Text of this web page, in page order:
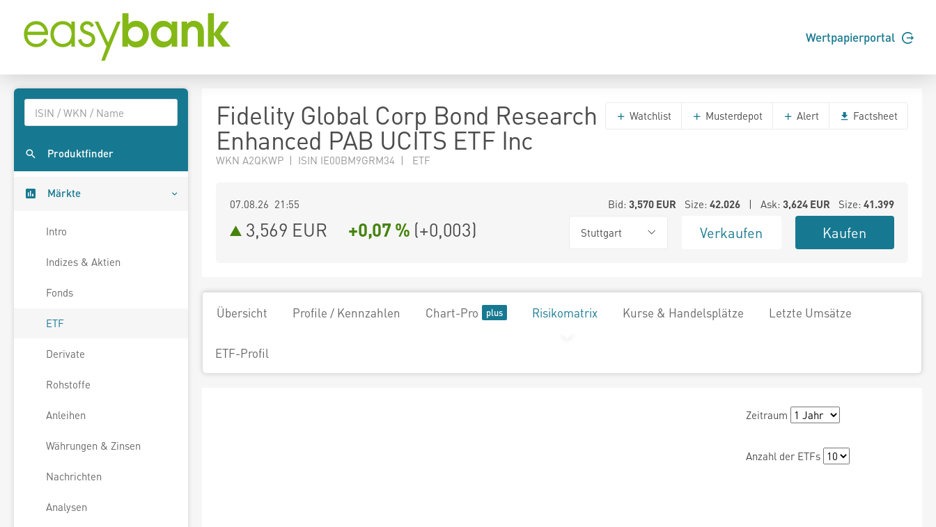
Wertpapierportal
Produktfinder
Märkte
Intro
Indizes & Aktien
Fonds
ETF
Derivate
Rohstoffe
Anleihen
Währungen & Zinsen
Nachrichten
Analysen
Fidelity Global Corp Bond Research
Enhanced PAB UCITS ETF Inc
WKN A2QKWP | ISIN IE00BM9GRM34 | ETF
Watchlist Musterdepot Alert Factsheet
07.08.26 21:55 Bid: 3,570EUR Size: 42.026| Ask: 3,624EUR Size: 41.399
3,569 EUR +0,07 % (+0,003) Stuttgart Verkaufen Kaufen
Übersicht Profile / Kennzahlen Chart-Pro Risikomatrix Kurse & Handelsplätze Letzte Umsätze
ETF-Profil
Zeitraum
Anzahl der ETFs